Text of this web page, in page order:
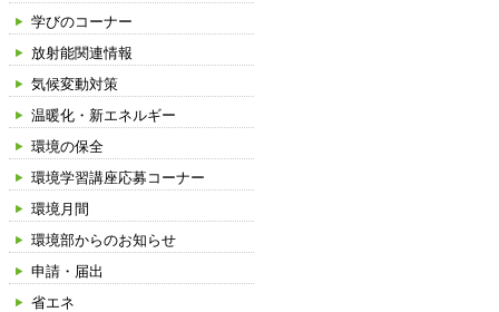
学びのコーナー
放射能関連情報
気候変動対策
温暖化・新エネルギー
環境の保全
環境学習講座応募コーナー
環境月間
環境部からのお知らせ
申請・届出
省エネ